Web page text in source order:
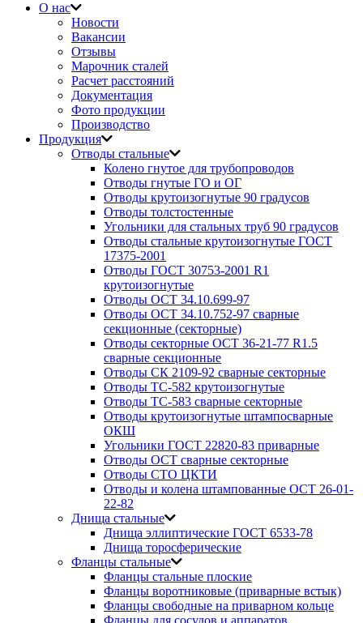
О нас
Новости
Вакансии
Отзывы
Марочник сталей
Расчет расстояний
Документация
Фото продукции
Производство
Продукция
Отводы стальные
Колено гнутое для трубопроводов
Отводы гнутые ГО и ОГ
Отводы крутоизогнутые 90 градусов
Отводы толстостенные
Угольники для стальных труб 90 градусов
Отводы стальные крутоизогнутые ГОСТ
17375-2001
Отводы ГОСТ 30753-2001 R1
крутоизогнутые
Отводы ОСТ 34.10.699-97
Отводы ОСТ 34.10.752-97 сварные
секционные (секторные)
Отводы секторные ОСТ 36-21-77 R1.5
сварные секционные
Отводы СК 2109-92 сварные секторные
Отводы ТС-582 крутоизогнутые
Отводы ТС-583 сварные секторные
Отводы крутоизогнутые штампосварные
ОКШ
Угольники ГОСТ 22820-83 приварные
Отводы ОСТ сварные секторные
Отводы СТО ЦКТИ
Отводы и колена штампованные ОСТ 26-01-
22-82
Днища стальные
Днища эллиптические ГОСТ 6533-78
Днища торосферические
Фланцы стальные
Фланцы стальные плоские
Фланцы воротниковые (приварные встык)
Фланцы свободные на приварном кольце